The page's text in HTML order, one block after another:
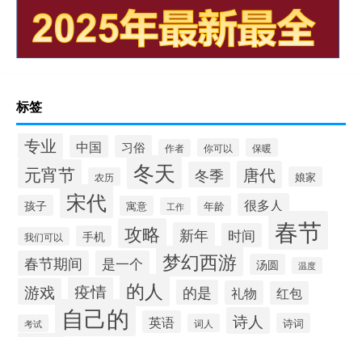
标签
专业 中国 习俗 作者 你可以 保暖
元宵节 农历 冬天 冬季 唐代 娘家
孩子 宋代 寓意 工作 年龄 很多人
我们可以 手机 攻略 新年 时间 春节
春节期间 是一个 梦幻西游 汤圆 温度
游戏 疫情 的人 的是 礼物 红包
考试 自己的 英语 词人 诗人 诗词